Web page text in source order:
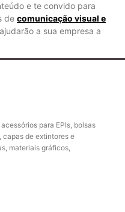
e te convido para
de comunicação visual e
a sua empresa a
para EPIs, bolsas
de extintores e
materiais gráficos,